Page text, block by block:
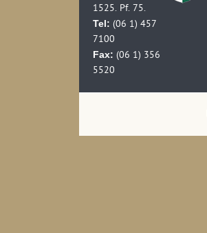
1525. Pf. 75.
Tel: (06 1) 457
7100
Fax: (06 1) 356
5520